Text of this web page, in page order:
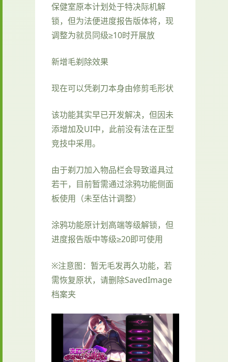
保健室原本计划处于特决际机解
锁，但为法便进度报告版体将，现
调整为就员同级≥10时开展放
新增毛剃除效果
现在可以凭剃刀本身由修剪毛形状
该功能其实早已开发解决，但因未
添增加及UI中，此前没有法在正型
竞技中采用。
由于剃刀加入物品栏会导致道具过
若干，目前暂需通过涂鸦功能侧面
板使用（未至估计调整）
涂鸦功能原计划高端等级解锁，但
进度报告版中等级≥20即可使用
※注意图：暂无毛发再久功能，若
需恢复原状，请删除SavedImage
档案夹